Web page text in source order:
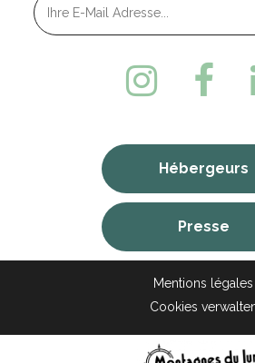
Hébergeurs
Presse
Mentions légales
Cookies